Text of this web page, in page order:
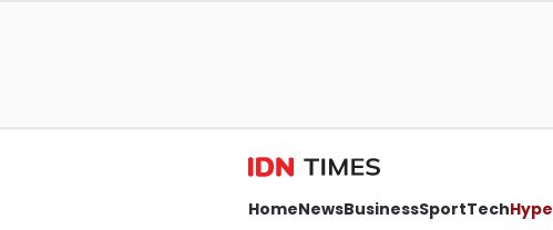
HomeNewsBusinessSportTechHype